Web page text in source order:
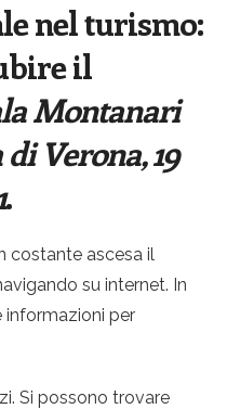
nel turismo:
il
Montanari
Verona, 19
.
costante ascesa il
su internet. In
informazioni per
Si possono trovare